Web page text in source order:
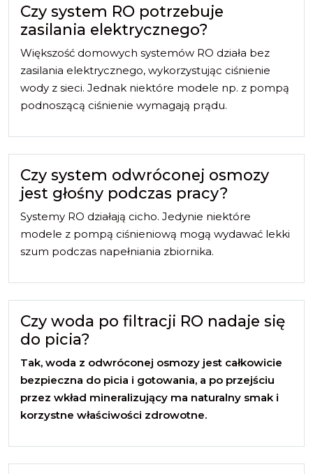
Czy system RO potrzebuje
zasilania elektrycznego?
Większość domowych systemów RO działa bez
zasilania elektrycznego, wykorzystując ciśnienie
wody z sieci. Jednak niektóre modele np. z pompą
podnoszącą ciśnienie wymagają prądu.
Czy system odwróconej osmozy
jest głośny podczas pracy?
Systemy RO działają cicho. Jedynie niektóre
modele z pompą ciśnieniową mogą wydawać lekki
szum podczas napełniania zbiornika.
Czy woda po filtracji RO nadaje się
do picia?
Tak, woda z odwróconej osmozy jest całkowicie
bezpieczna do picia i gotowania, a po przejściu
przez wkład mineralizujący ma naturalny smak i
korzystne właściwości zdrowotne.